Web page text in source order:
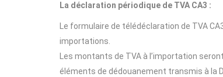
La déclaration périodique de TVA CA3 :
Le formulaire de télédéclaration de TVA
importations.
Les montants de TVA à l’importation
éléments de dédouanement transmis à la